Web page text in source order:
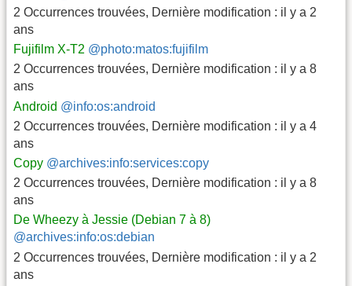
2 Occurrences trouvées, Dernière modification : il y a 2
ans
Fujifilm X-T2 @photo:matos:fujifilm
2 Occurrences trouvées, Dernière modification : il y a 8
ans
Android @info:os:android
2 Occurrences trouvées, Dernière modification : il y a 4
ans
Copy @archives:info:services:copy
2 Occurrences trouvées, Dernière modification : il y a 8
ans
De Wheezy à Jessie (Debian 7 à 8)
@archives:info:os:debian
2 Occurrences trouvées, Dernière modification : il y a 2
ans